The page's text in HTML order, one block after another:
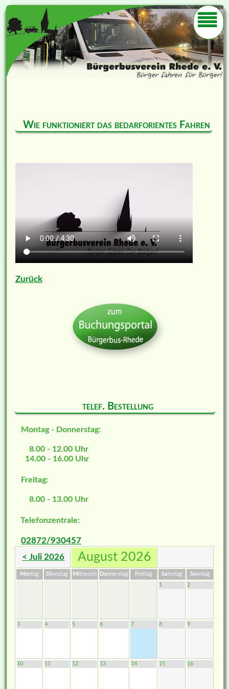
Wie funktioniert das bedarforientes Fahren
Zurück
telef. Bestellung
Montag - Donnerstag:
8.00 - 12.00 Uhr
14.00 - 16.00 Uhr
Freitag:
8.00 - 13.00 Uhr
Telefonzentrale:
02872/930457
< Juli 2026 August 2026
Montag Dienstag Mi ttwoch Donnerstag Freitag Samstag Sonntag
1
2
3 4 5 6 7 8 9
10 11 12 13 14 15 16